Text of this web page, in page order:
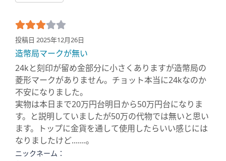
投稿日 2025年12月26日
造幣局マークが無い
24kと刻印が留め金部分に小さくありますが造幣局の
菱形マークがありません。チョット本当に24kなのか
不安になりました。
実物は本日まで20万円台明日から50万円台になりま
す。と説明していましたが50万の代物では無いと思い
ます。トップに金貨を通して使用したらいい感じには
なりましたけど.......。
ニックネーム：